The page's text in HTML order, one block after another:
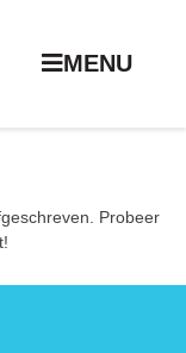
MENU
Probeer